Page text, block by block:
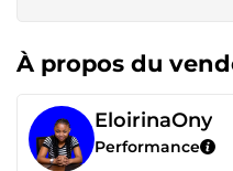
À propos du
EloirinaOny
Performance